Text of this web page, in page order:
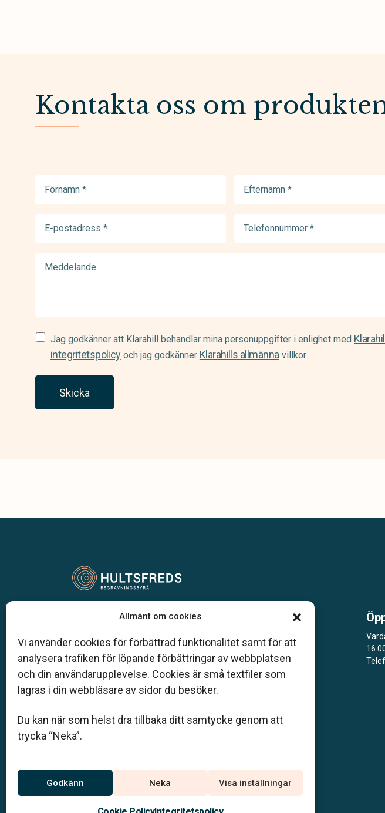
Allmänt om cookies
Vi använder cookies för förbättrad funktionalitet samt för att
analysera trafiken för löpande förbättringar av webbplatsen
och din användarupplevelse. Cookies är små textfiler som
lagras i din webbläsare av sidor du besöker.
Du kan när som helst dra tillbaka ditt samtycke genom att
trycka “Neka”.
Godkänn Neka Visa inställningar
Kontakta oss om
postadress
Samtycke
(Required)
Jag godkänner att Klarahill behandlar mina personuppgifter i enlighet med
integritetspolicyoch jag godkänner Klarahills allmännavillkor
Skicka
Vår begravningsbyrå är en del av Klarahill.
auktoriserade inom Sveriges begravningsbyråers
förbund (SBF). Det personliga är centralt för oss, både
när det gäller bemötande och när vi utformar
skräddarsydda personliga begravningar.
hultsfred@klarahill.se
Jourtelefon
0495-107 20